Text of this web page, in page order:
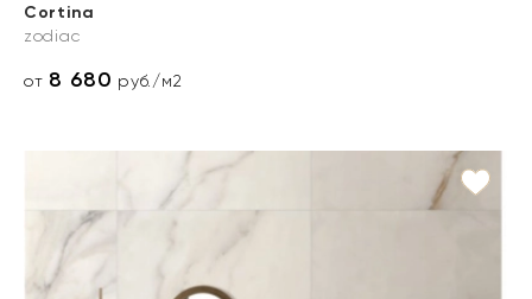
Cortina
zodiac
от 8 680 руб./м2